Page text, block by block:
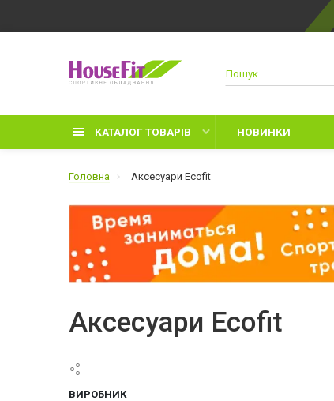
КАТАЛОГ ТОВАРІВ НОВИНКИ
Головна Аксесуари Ecofit
Аксесуари Ecofit
ВИРОБНИК